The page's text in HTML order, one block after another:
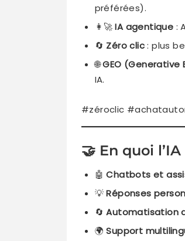
préférées).
👩‍🚀IA agentique :
🔄 Zéro clic: plus
🌐GEO (Generative
IA.
#zéroclic
🤝 En quoi
🤖Chatbots et
💡Réponses
🔄Automatisation
🌍Support